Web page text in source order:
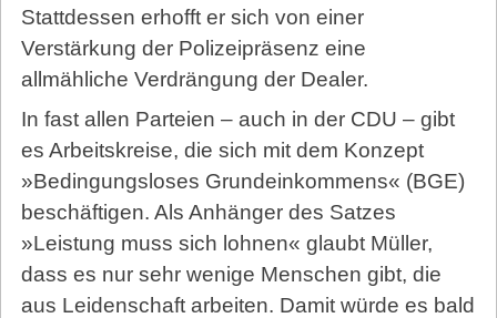
Stattdessen erhofft er sich von einer
Verstärkung der Polizeipräsenz eine
allmähliche Verdrängung der Dealer.
In fast allen Parteien – auch in der CDU – gibt
es Arbeitskreise, die sich mit dem Konzept
»Bedingungsloses Grundeinkommens« (BGE)
beschäftigen. Als Anhänger des Satzes
»Leistung muss sich lohnen« glaubt Müller,
dass es nur sehr wenige Menschen gibt, die
aus Leidenschaft arbeiten. Damit würde es bald